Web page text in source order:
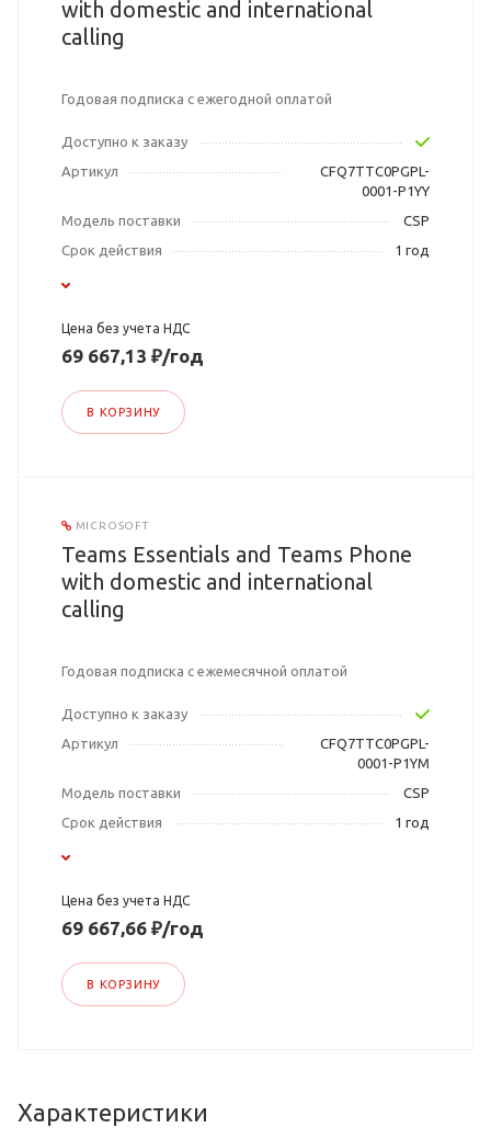
with domestic and international
calling
Годовая подписка с ежегодной оплатой
Доступно к заказу
Артикул
CFQ7TTC0PGPL-
0001-P1YY
Модель поставки
CSP
Срок действия
1 год
Цена без учета НДС
69 667,13 ₽/год
В КОРЗИНУ
MICROSOFT
Teams Essentials and Teams Phone
with domestic and international
calling
Годовая подписка с ежемесячной оплатой
Доступно к заказу
Артикул
CFQ7TTC0PGPL-
0001-P1YM
Модель поставки
CSP
Срок действия
1 год
Цена без учета НДС
69 667,66 ₽/год
В КОРЗИНУ
Характеристики